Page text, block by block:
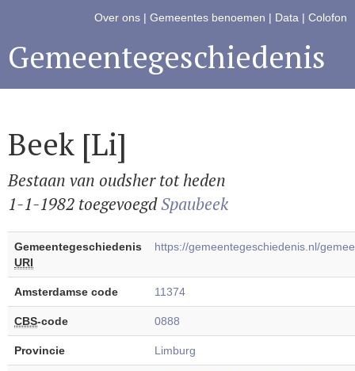
Over ons | Gemeentes benoemen | Data | Colofon
Gemeentegeschiedenis
Beek [Li]
Bestaan van oudsher tot heden
1-1-1982 toegevoegdSpaubeek
Gemeentegeschiedenis
URI
https://gemeentegeschiedenis.nl/
Amsterdamse code 11374
CBS-code 0888
Provincie Limburg